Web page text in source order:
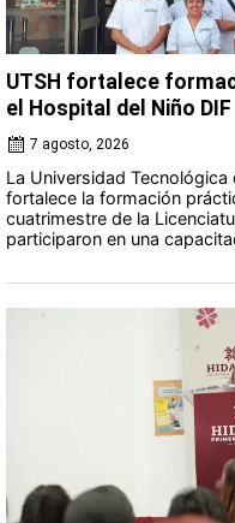
UTSH fortalece
el Hospital del Niño DIF
7 agosto, 2026
La Universidad Tecnológica
fortalece la formación
cuatrimestre de la
participaron en una